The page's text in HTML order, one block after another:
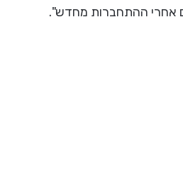
אחרי ההתחברות מחדש".